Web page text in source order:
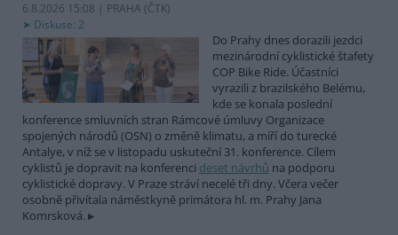
6.8.2026 15:08 | PRAHA (ČTK)
Diskuse: 2
Do Prahy dnes dorazili jezdci
mezinárodní cyklistické štafety
COP Bike Ride. Účastníci
vyrazili z brazilského Belému,
kde se konala poslední
konference smluvních stran Rámcové úmluvy Organizace
spojených národů (OSN) o změně klimatu, a míří do turecké
Antalye, v níž se v listopadu uskuteční 31. konference. Cílem
cyklistů je dopravit na konferenci deset návrhů na podporu
cyklistické dopravy. V Praze stráví necelé tři dny. Včera večer
osobně přivítala náměstkyně primátora hl. m. Prahy Jana
Komrsková.